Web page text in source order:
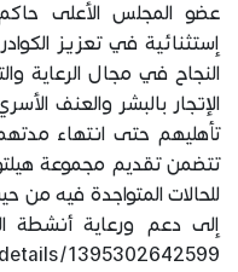
عضو المجلس الأعلى
إستثنائية في تعزيز
النجاح في مجال الرعاية
الإتجار بالبشر والعنف
تأهليهم حتى انتهاء
تتضمن تقديم مجموعة
للحالات المتواجدة فيه من
إلى دعم ورعاية أنشطة
1395302642599